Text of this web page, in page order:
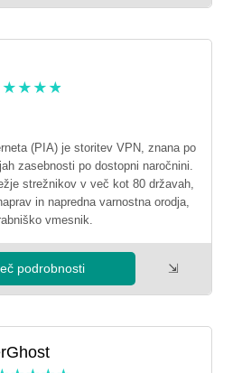
(PIA) je storitev VPN, znana po
zasebnosti po dostopni naročnini.
strežnikov v več kot 80 državah,
in napredna varnostna orodja,
vmesnik.
podrobnosti ⇲